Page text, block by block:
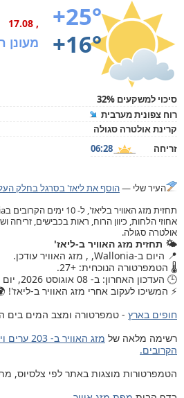
+25°
+16°
, 17.08
מעונן
סיכוי למשקעים 32%
רוח צפונית מערבית
קרינת אולטרה סגולה
זריחה
06:28
העיר שלי —הוסף את ליאז' בסרגל בחלק
אחוזי הלחות, כיוון הרוח, ראות בכבישים,
אולטרה סגולה.
🌤️ תחזית מזג האוויר ב-ליאז'
📍 היום ב-Wallonia, , מזג האוויר עודכן.
🌡️ הטמפרטורה הנוכחית: +27.
🕒 העדכון האחרון: ב- 08 אוגוסט 2026, יום שבת, 18:00.
⚡ המשיכו לעקוב אחרי מזג האוויר ב-ליאז'!
חופים בארץ - טמפרטורה ומצב המים בים
רשימה מלאה של
הקרובים.
הטמפרטורות מוצגות באתר לפי צלסיוס,